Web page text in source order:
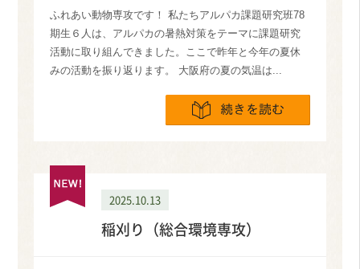
ふれあい動物専攻です！ 私たちアルパカ課題研究班78
期生６人は、アルパカの暑熱対策をテーマに課題研究
活動に取り組んできました。ここで昨年と今年の夏休
みの活動を振り返ります。 大阪府の夏の気温は...
2025.10.13
稲刈り（総合環境専攻）